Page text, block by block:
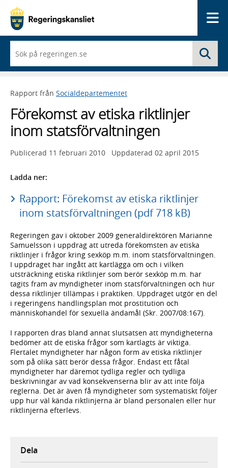
du
börjar
skriva
framträder
lista
med
sökförslag
Rapport från Socialdepartementet
Förekomst av etiska riktlinjer
inom statsförvaltningen
Publicerad 11 februari 2010 Uppdaterad 02 april 2015
Ladda ner:
Rapport: Förekomst av etiska riktlinjer
inom statsförvaltningen (pdf 718 kB)
Regeringen gav i oktober 2009 generaldirektören Marianne
Samuelsson i uppdrag att utreda förekomsten av etiska
riktlinjer i frågor kring sexköp m.m. inom statsförvaltningen.
I uppdraget har ingått att kartlägga om och i vilken
utsträckning etiska riktlinjer som berör sexköp m.m. har
tagits fram av myndigheter inom statsförvaltningen och hur
dessa riktlinjer tillämpas i praktiken. Uppdraget utgör en del
i regeringens handlingsplan mot prostitution och
människohandel för sexuella ändamål (Skr. 2007/08:167).
I rapporten dras bland annat slutsatsen att myndigheterna
bedömer att de etiska frågor som kartlagts är viktiga.
Flertalet myndigheter har någon form av etiska riktlinjer
som på olika sätt berör dessa frågor. Endast ett fåtal
myndigheter har däremot tydliga regler och tydliga
beskrivningar av vad konsekvenserna blir av att inte följa
reglerna. Det är även få myndigheter som systematiskt följer
upp hur väl kända riktlinjerna är bland personalen eller hur
riktlinjerna efterlevs.
Dela